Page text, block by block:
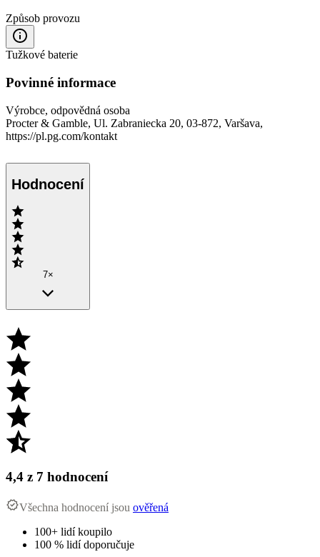
Způsob provozu
Tužkové baterie
Povinné informace
Výrobce, odpovědná osoba
Procter & Gamble, Ul. Zabraniecka 20, 03-872, Varšava,
https://pl.pg.com/kontakt
Hodnocení
7×
4,4 z 7 hodnocení
Všechna hodnocení jsou ověřená
100+ lidí koupilo
100 % lidí doporučuje